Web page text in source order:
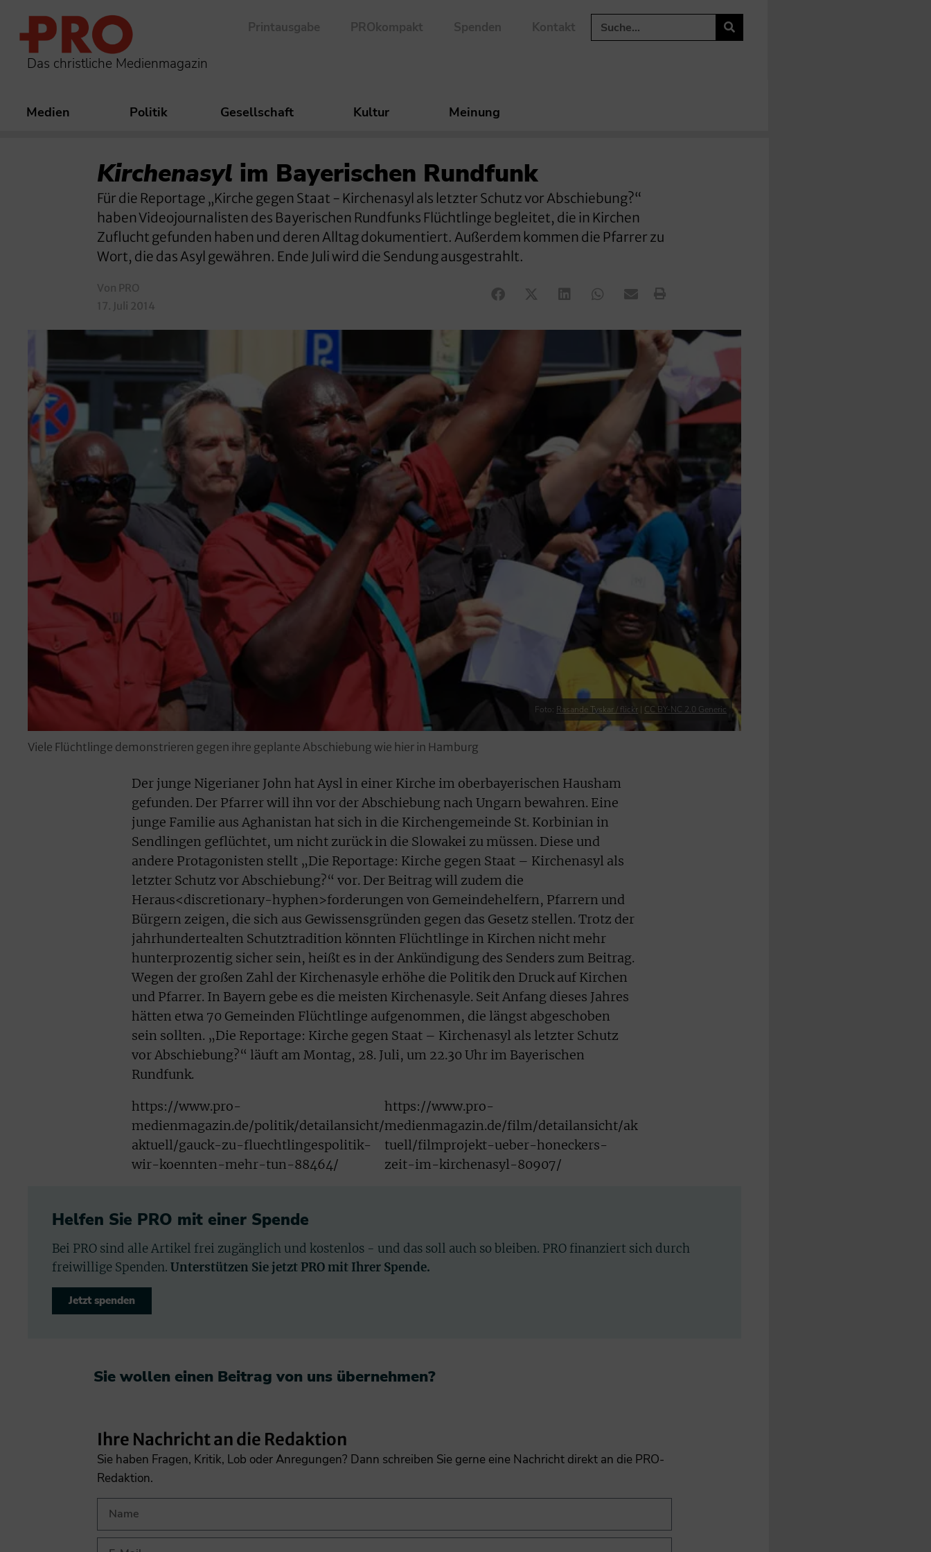
Das christliche Medienmagazin
Printausgabe PROkompakt Spenden Kontakt
Medien Politik Gesellschaft Kultur Meinung
Kirchenasyl im Bayerischen Rundfunk
Für die Reportage „Kirche gegen Staat - Kirchenasyl als letzter Schutz vor Abschiebung?“
haben Videojournalisten des Bayerischen Rundfunks Flüchtlinge begleitet, die in Kirchen
Zuflucht gefunden haben und deren Alltag dokumentiert. Außerdem kommen die Pfarrer zu
Wort, die das Asyl gewähren. Ende Juli wird die Sendung ausgestrahlt.
Von PRO
17. Juli 2014
Foto: Rasande Tyskar / flickr | CC BY-NC 2.0 Generic
Viele Flüchtlinge demonstrieren gegen ihre geplante Abschiebung wie hier in Hamburg
Der junge Nigerianer John hat Aysl in einer Kirche im oberbayerischen Hausham
gefunden. Der Pfarrer will ihn vor der Abschiebung nach Ungarn bewahren. Eine
junge Familie aus Aghanistan hat sich in die Kirchengemeinde St. Korbinian in
Sendlingen geflüchtet, um nicht zurück in die Slowakei zu müssen. Diese und
andere Protagonisten stellt „Die Reportage: Kirche gegen Staat – Kirchenasyl als
letzter Schutz vor Abschiebung?“ vor. Der Beitrag will zudem die
Heraus<discretionary-hyphen>forderungen von Gemeindehelfern, Pfarrern und
Bürgern zeigen, die sich aus Gewissensgründen gegen das Gesetz stellen. Trotz der
jahrhundertealten Schutztradition könnten Flüchtlinge in Kirchen nicht mehr
hunterprozentig sicher sein, heißt es in der Ankündigung des Senders zum Beitrag.
Wegen der großen Zahl der Kirchenasyle erhöhe die Politik den Druck auf Kirchen
und Pfarrer. In Bayern gebe es die meisten Kirchenasyle. Seit Anfang dieses Jahres
hätten etwa 70 Gemeinden Flüchtlinge aufgenommen, die längst abgeschoben
sein sollten. „Die Reportage: Kirche gegen Staat – Kirchenasyl als letzter Schutz
vor Abschiebung?“ läuft am Montag, 28. Juli, um 22.30 Uhr im Bayerischen
Rundfunk.
https://www.pro-
medienmagazin.de/politik/detailansicht/
aktuell/gauck-zu-fluechtlingespolitik-
wir-koennten-mehr-tun-88464/
https://www.pro-
medienmagazin.de/film/detailansicht/ak
tuell/filmprojekt-ueber-honeckers-
zeit-im-kirchenasyl-80907/
Helfen Sie PRO mit einer Spende
Bei PRO sind alle Artikel frei zugänglich und kostenlos - und das soll auch so bleiben. PRO finanziert sich durch
freiwillige Spenden. Unterstützen Sie jetzt PRO mit Ihrer Spende.
Jetzt spenden
Sie wollen einen Beitrag von uns übernehmen?​
Ihre Nachricht an die Redaktion
Sie haben Fragen, Kritik, Lob oder Anregungen? Dann schreiben Sie gerne eine Nachricht direkt an die PRO-
Redaktion.